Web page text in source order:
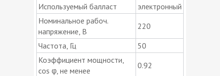
Используемый балласт
электронный
Номинальное рабоч.
напряжение, В
220
Частота, Гц
50
Коэффициент мощности,
cos φ, не менее
0.92